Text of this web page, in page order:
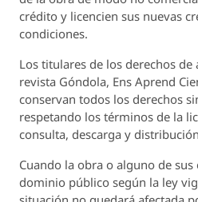
crédito y licencien sus nuevas
condiciones.
Los titulares de los derechos
revista Góndola, Ens Aprend
conservan todos los derechos
respetando los términos de la
consulta, descarga y
Cuando la obra o alguno de
dominio público según la ley